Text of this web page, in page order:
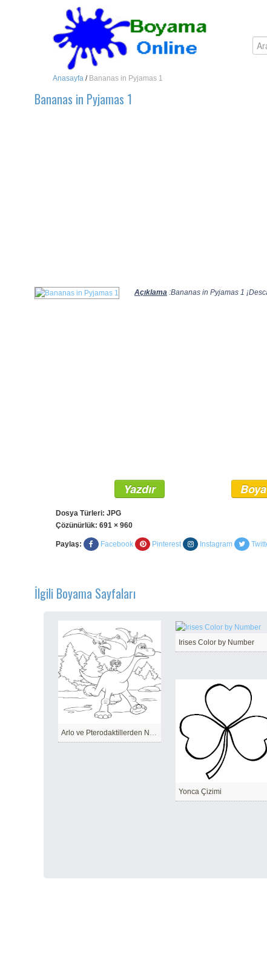
Anasayfa / Bananas in Pyjamas 1
Bananas in Pyjamas 1
Açıklama :Bananas in Pyjamas 1
Yazdır
Dosya Türleri: JPG
Çözünürlük: 691 × 960
Paylaş: Facebook Pinterest Instagram
İlgili Boyama Sayfaları
Arlo ve Pterodaktillerden Nokta Kaçışı
Irises Color by Number
Yonca Çizimi